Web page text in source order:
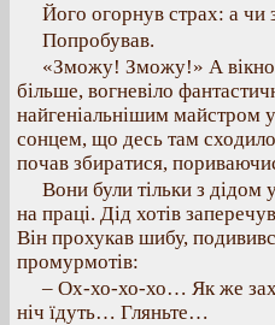
Його огорнув страх: а чи
Попробував.
«Зможу! Зможу!» А вікно
більше, вогневіло
найгеніальнішим майстром
сонцем, що десь там
почав збиратися,
Вони були тільки з дідом
на праці. Дід хотів
Він прохукав шибу,
промурмотів:
– Ох-хо-хо-хо… Як же
ніч їдуть… Гляньте…